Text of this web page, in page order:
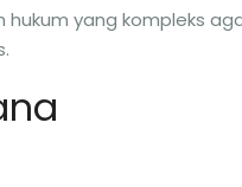
yang kompleks